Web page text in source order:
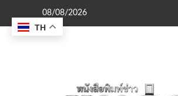
content
08/08/2026
TH